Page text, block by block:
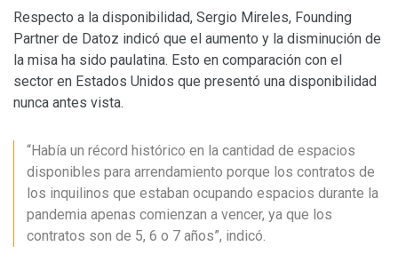
Respecto a la disponibilidad, Sergio Mireles, Founding
Partner de Datoz indicó que el aumento y la disminución de
la misa ha sido paulatina. Esto en comparación con el
sector en Estados Unidos que presentó una disponibilidad
nunca antes vista.
“Había un récord histórico en la cantidad de espacios
disponibles para arrendamiento porque los contratos de
los inquilinos que estaban ocupando espacios durante la
pandemia apenas comienzan a vencer, ya que los
contratos son de 5, 6 o 7 años”, indicó.